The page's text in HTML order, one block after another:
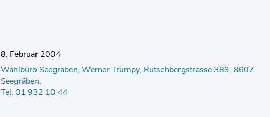
8. Februar 2004
Wahlbüro Seegräben, Werner Trümpy, Rutschbergstrasse 383, 8607
Seegräben,
Tel. 01 932 10 44